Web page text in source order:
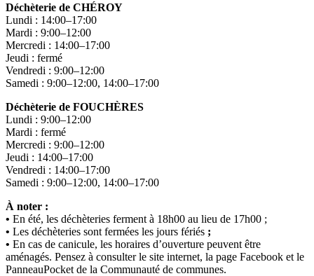
Déchèterie de CHÉROY
Lundi : 14:00–17:00
Mardi : 9:00–12:00
Mercredi : 14:00–17:00
Jeudi : fermé
Vendredi : 9:00–12:00
Samedi : 9:00–12:00, 14:00–17:00
Déchèterie de FOUCHÈRES
Lundi : 9:00–12:00
Mardi : fermé
Mercredi : 9:00–12:00
Jeudi : 14:00–17:00
Vendredi : 14:00–17:00
Samedi : 9:00–12:00, 14:00–17:00
À noter :
• En été, les déchèteries ferment à 18h00 au lieu de 17h00 ;
• Les déchèteries sont fermées les jours fériés ;
• En cas de canicule, les horaires d’ouverture peuvent être
aménagés. Pensez à consulter le site internet, la page Facebook et le
PanneauPocket de la Communauté de communes.